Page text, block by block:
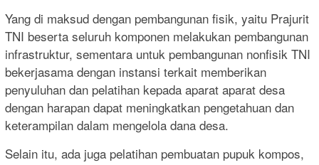
Yang di maksud dengan pembangunan fisik, yaitu Prajurit
TNI beserta seluruh komponen melakukan pembangunan
infrastruktur, sementara untuk pembangunan nonfisik TNI
bekerjasama dengan instansi terkait memberikan
penyuluhan dan pelatihan kepada aparat aparat desa
dengan harapan dapat meningkatkan pengetahuan dan
keterampilan dalam mengelola dana desa.
Selain itu, ada juga pelatihan pembuatan pupuk kompos,